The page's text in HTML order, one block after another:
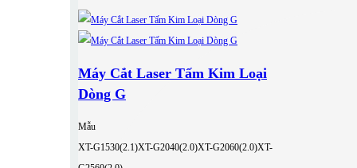
Máy Cắt Laser Tấm Kim Loại
Dòng G
Mẫu
XT-G1530(2.1)XT-G2040(2.0)XT-G2060(2.0)XT-